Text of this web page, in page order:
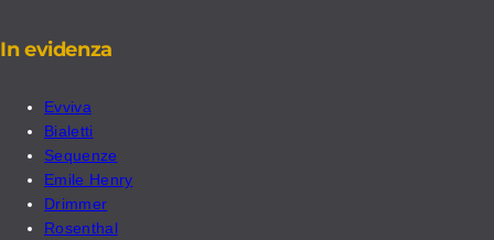
In evidenza
Evviva
Bialetti
Sequenze
Emile Henry
Drimmer
Rosenthal